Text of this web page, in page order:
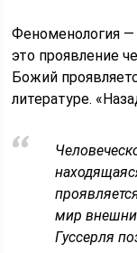
Феноменология
это проявление
Божий
литературе.
мир
Гуссерля